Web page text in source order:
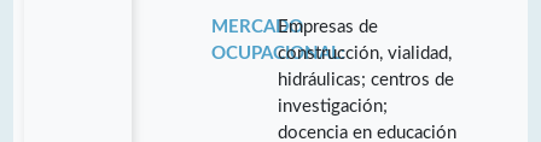
MERCADO
OCUPACIONAL:
Empresas de
construcción, vialidad,
hidráulicas; centros de
investigación;
docencia en educación